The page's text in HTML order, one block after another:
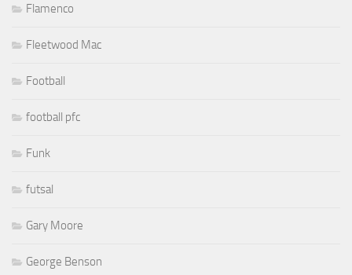
Flamenco
Fleetwood Mac
Football
football pfc
Funk
futsal
Gary Moore
George Benson